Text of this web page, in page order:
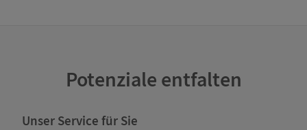
Potenziale entfalten
Unser Service für Sie